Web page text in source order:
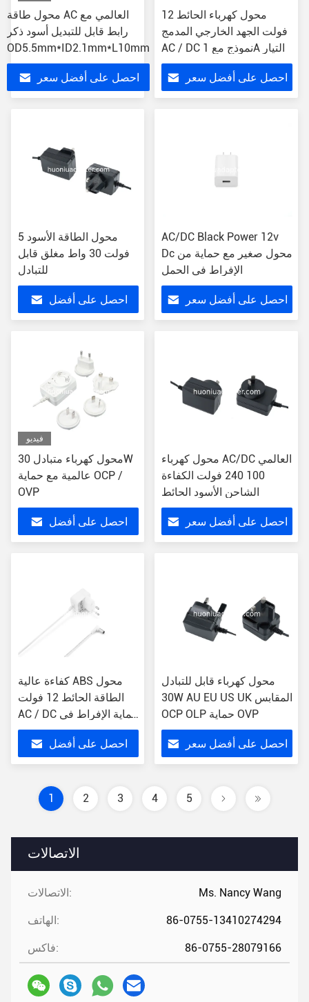
الاتصالات
الاتصالات: Ms. Nancy Wang
الهاتف: 86-0755-13410274294
فاكس: 86-0755-28079166
محول طاقة AC العالمي مع
رابط قابل للتبديل أسود ذكر
OD5.5mm*ID2.1mm*L10mm
احصل على أفضل سعر
محول كهرباء الحائط 12
فولت الجهد الخارجي المدمج
AC / DC نموذج مع 1A التيار
احصل على أفضل سعر
محول الطاقة الأسود 5
فولت 30 واط مغلق قابل
للتبادل
احصل على أفضل
AC/DC Black Power 12v
Dc محول صغير مع حماية من
الإفراط في الحمل
احصل على أفضل سعر
فيديو
محول كهرباء متبادل 30W
عالمية مع حماية OCP /
OVP
احصل على أفضل
محول كهرباء AC/DC العالمي
100 240 فولت الكفاءة
الشاحن الأسود الحائط
احصل على أفضل سعر
كفاءة عالية ABS محول
الطاقة الحائط 12 فولت
AC / DC حماية الإفراط في
الإدخال
احصل على أفضل
محول كهرباء قابل للتبادل
30W AU EU US UK المقابس
OCP OLP حماية OVP
احصل على أفضل سعر
1 2 3 4 5